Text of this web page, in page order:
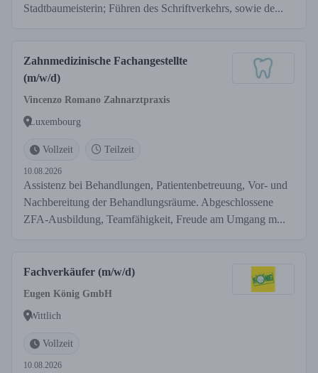
Stadtbaumeisterin; Führen des Schriftverkehrs, sowie de...
Zahnmedizinische Fachangestellte
(m/w/d)
Vincenzo Romano Zahnarztpraxis
Luxembourg
Vollzeit Teilzeit
10.08.2026
Assistenz bei Behandlungen, Patientenbetreuung, Vor- und
Nachbereitung der Behandlungsräume. Abgeschlossene
ZFA-Ausbildung, Teamfähigkeit, Freude am Umgang m...
Fachverkäufer (m/w/d)
Eugen König GmbH
Wittlich
Vollzeit
10.08.2026